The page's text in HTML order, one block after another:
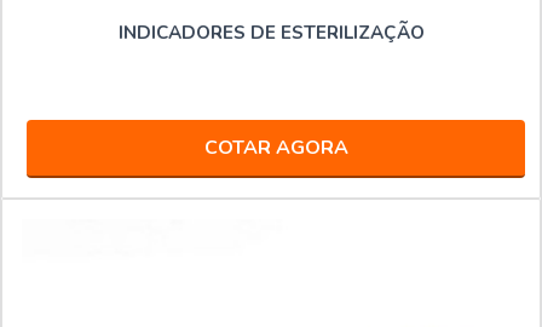
INDICADORES DE ESTERILIZAÇÃO
COTAR AGORA